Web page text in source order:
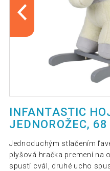
INFANTASTIC
JEDNOROŽEC,
Jednoduchým stlačením
plyšová hračka premení na
spustí cvál, druhé ucho